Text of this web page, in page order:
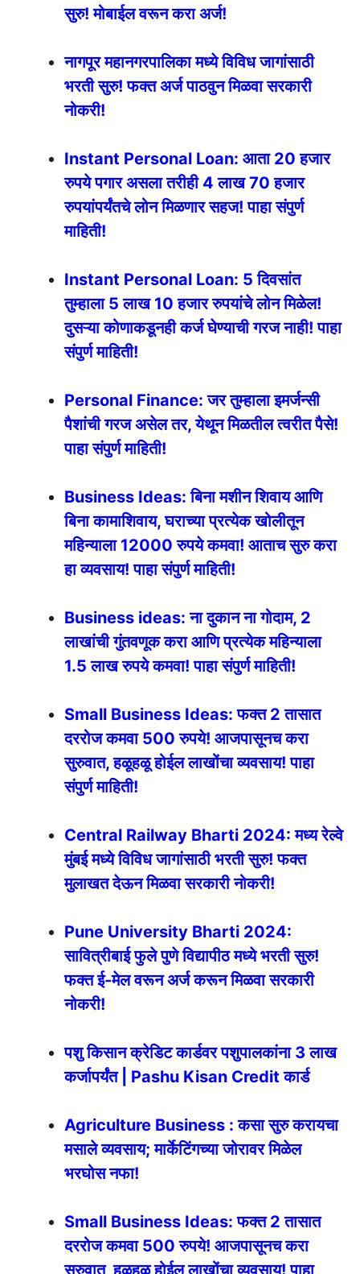
सुरु! मोबाईल वरून करा अर्ज!
नागपूर महानगरपालिका मध्ये विविध जागांसाठी
भरती सुरु! फक्त अर्ज पाठवुन मिळवा सरकारी
नोकरी!
Instant Personal Loan: आता 20 हजार
रुपये पगार असला तरीही 4 लाख 70 हजार
रुपयांपर्यंतचे लोन मिळणार सहज! पाहा संपुर्ण
माहिती!
Instant Personal Loan: 5 दिवसांत
तुम्हाला 5 लाख 10 हजार रुपयांचे लोन मिळेल!
दुसऱ्या कोणाकडूनही कर्ज घेण्याची गरज नाही! पाहा
संपुर्ण माहिती!
Personal Finance: जर तुम्हाला इमर्जन्सी
पैशांची गरज असेल तर, येथून मिळतील त्वरीत पैसे!
पाहा संपुर्ण माहिती!
Business Ideas: बिना मशीन शिवाय आणि
बिना कामाशिवाय, घराच्या प्रत्येक खोलीतून
महिन्याला 12000 रुपये कमवा! आताच सुरु करा
हा व्यवसाय! पाहा संपुर्ण माहिती!
Business ideas: ना दुकान ना गोदाम, 2
लाखांची गुंतवणूक करा आणि प्रत्येक महिन्याला
1.5 लाख रुपये कमवा! पाहा संपुर्ण माहिती!
Small Business Ideas: फक्त 2 तासात
दररोज कमवा 500 रुपये! आजपासूनच करा
सुरुवात, हळूहळू होईल लाखोंचा व्यवसाय! पाहा
संपुर्ण माहिती!
Central Railway Bharti 2024: मध्य रेल्वे
मुंबई मध्ये विविध जागांसाठी भरती सुरु! फक्त
मुलाखत देऊन मिळवा सरकारी नोकरी!
Pune University Bharti 2024:
सावित्रीबाई फुले पुणे विद्यापीठ मध्ये भरती सुरु!
फक्त ई-मेल वरून अर्ज करून मिळवा सरकारी
नोकरी!
पशु किसान क्रेडिट कार्डवर पशुपालकांना 3 लाख
कर्जापर्यंत | Pashu Kisan Credit कार्ड
Agriculture Business : कसा सुरु करायचा
मसाले व्यवसाय; मार्केटिंगच्या जोरावर मिळेल
भरघोस नफा!
Small Business Ideas: फक्त 2 तासात
दररोज कमवा 500 रुपये! आजपासूनच करा
सुरुवात, हळूहळू होईल लाखोंचा व्यवसाय! पाहा